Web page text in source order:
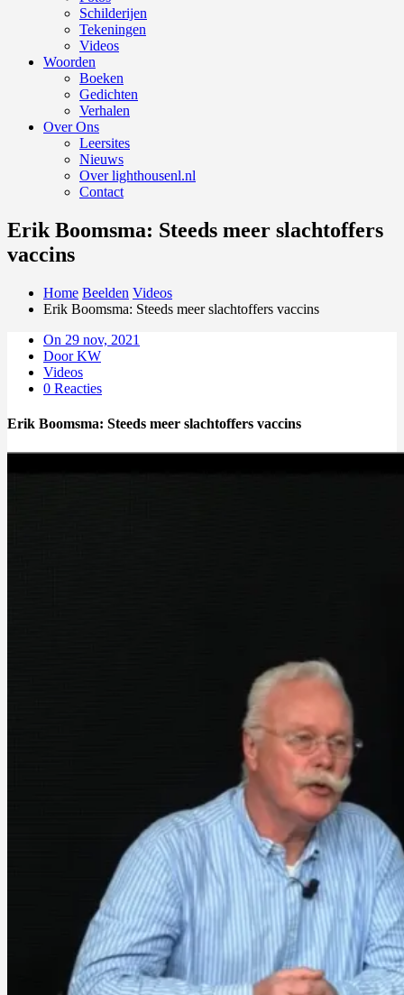
Schilderijen
Tekeningen
Videos
Woorden
Boeken
Gedichten
Verhalen
Over Ons
Leersites
Nieuws
Over lighthousenl.nl
Contact
Erik Boomsma: Steeds meer slachtoffers
vaccins
Home Beelden Videos
Erik Boomsma: Steeds meer slachtoffers vaccins
On 29 nov, 2021
Door KW
Videos
0 Reacties
Erik Boomsma: Steeds meer slachtoffers vaccins